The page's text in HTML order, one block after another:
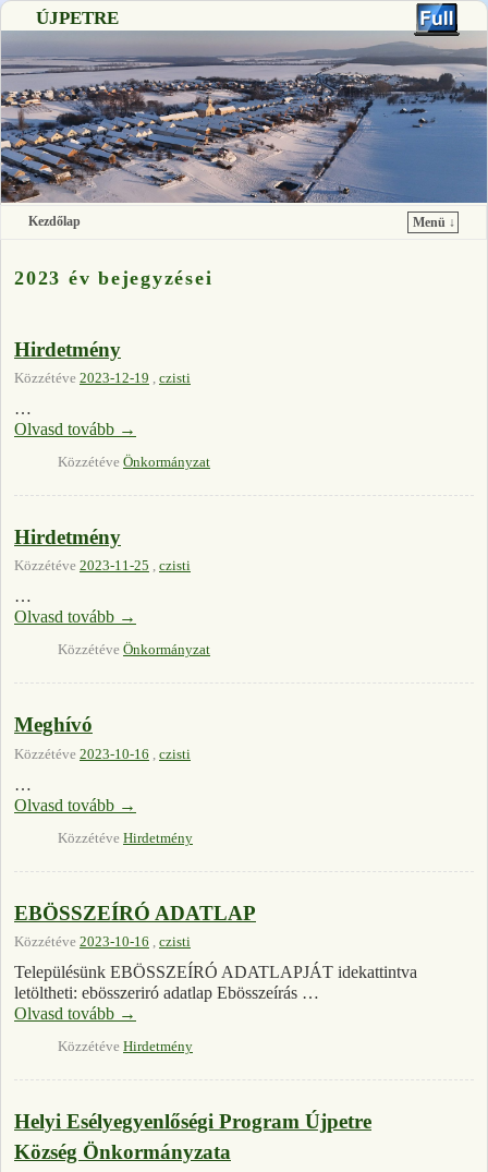
ÚJPETRE
Kezdőlap
Menü ↓
2023 év bejegyzései
Hirdetmény
Közzétéve 2023-12-19 , czisti
…
Olvasd tovább →
Közzétéve Önkormányzat
Hirdetmény
Közzétéve 2023-11-25 , czisti
…
Olvasd tovább →
Közzétéve Önkormányzat
Meghívó
Közzétéve 2023-10-16 , czisti
…
Olvasd tovább →
Közzétéve Hirdetmény
EBÖSSZEÍRÓ ADATLAP
Közzétéve 2023-10-16 , czisti
Településünk EBÖSSZEÍRÓ ADATLAPJÁT idekattintva
letöltheti: ebösszeriró adatlap Ebösszeírás …
Olvasd tovább →
Közzétéve Hirdetmény
Helyi Esélyegyenlőségi Program Újpetre
Község Önkormányzata